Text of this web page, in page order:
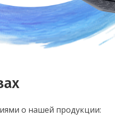
о нашей продукции: